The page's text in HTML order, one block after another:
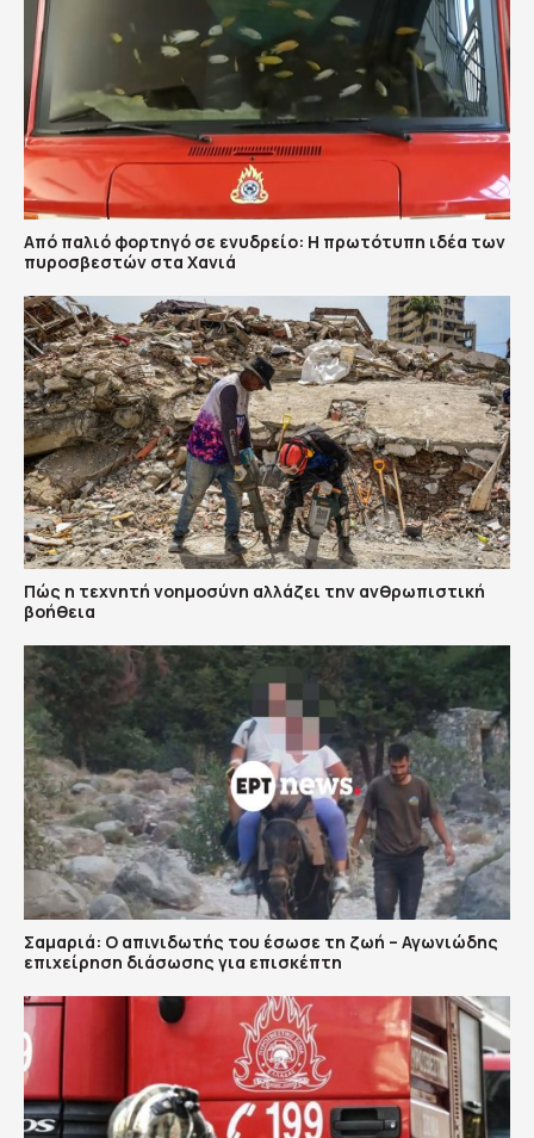
Από παλιό φορτηγό σε ενυδρείο: Η πρωτότυπη ιδέα των
πυροσβεστών στα Χανιά
Πώς η τεχνητή νοημοσύνη αλλάζει την ανθρωπιστική
βοήθεια
Σαμαριά: Ο απινιδωτής του έσωσε τη ζωή – Αγωνιώδης
επιχείρηση διάσωσης για επισκέπτη